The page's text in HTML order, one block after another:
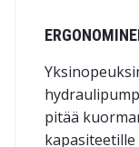
pitää
kapasiteetille